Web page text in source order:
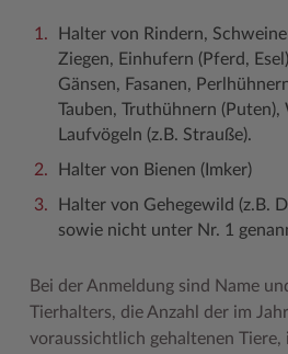
Halter von Rindern,
Ziegen, Einhufern (Pferd,
Gänsen, Fasanen,
Tauben, Truthühnern (Puten),
Laufvögeln (z.B. Strauße).
Halter von Bienen (Imker)
Halter von Gehegewild (z.B.
sowie nicht unter Nr. 1
Bei der Anmeldung sind Name
Tierhalters, die Anzahl der im
voraussichtlich gehaltenen